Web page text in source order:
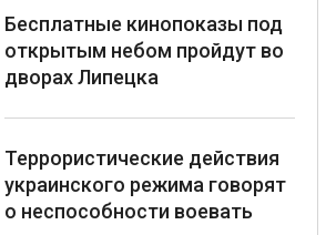
Бесплатные кинопоказы под
открытым небом пройдут во
дворах Липецка
Террористические действия
украинского режима говорят
о неспособности воевать